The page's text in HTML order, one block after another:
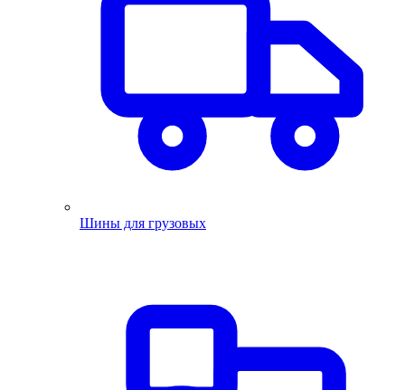
Шины для грузовых